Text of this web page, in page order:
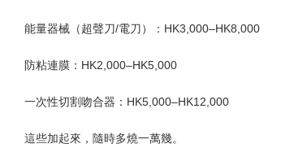
能量器械（超聲刀/電刀）：HK3,000–HK8,000
防粘連膜：HK2,000–HK5,000
一次性切割吻合器：HK5,000–HK12,000
這些加起來，隨時多燒一萬幾。